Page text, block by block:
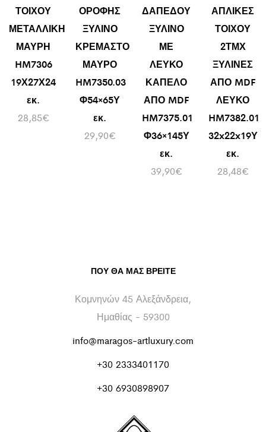
ΤΟΙΧΟΥ
ΜΕΤΑΛΛΙΚΗ
ΜΑΥΡΗ
HM7306
19Χ27Χ24
εκ.
28,85€
ΟΡΟΦΗΣ
ΞΥΛΙΝΟ
ΚΡΕΜΑΣΤΟ
ΜΑΥΡΟ
HM7350.03
Φ54×65Υ
εκ.
29,90€
ΔΑΠΕΔΟΥ
ΞΥΛΙΝΟ
ΜΕ
ΛΕΥΚΟ
ΚΑΠΕΛΟ
ΑΠΟ MDF
HM7375.01
Φ36×145Υ
εκ.
39,90€
ΑΠΛΙΚΕΣ
ΤΟΙΧΟΥ
2ΤΜΧ
ΞΥΛΙΝΕΣ
ΑΠΟ MDF
ΛΕΥΚΟ
HM7382.01
32x22x19Υ
εκ.
28,48€
ΠΟΥ ΘΑ ΜΑΣ ΒΡΕΊΤΕ
Κομνηνών 45 Αλεξάνδρεια,
Ημαθίας - 59300
info@maragos-artluxury.com
+30 2333401170
+30 6930898907